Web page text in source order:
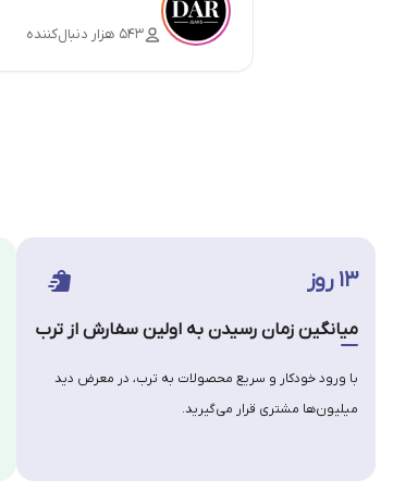
۵۴۳ هزار دنبال‌کننده
۱۳ روز
میانگین زمان رسیدن به اولین سفارش از ترب
با ورود خودکار و سریع محصولات به ترب، در معرض دید
میلیون‌ها مشتری قرار می‌گیرید.